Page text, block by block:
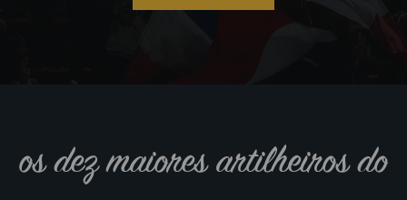
os dez maiores artilheiros do